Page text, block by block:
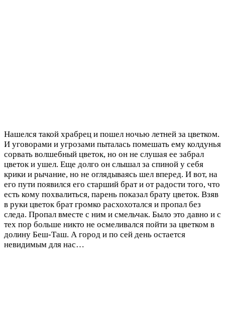
Нашелся такой храбрец и пошел ночью летней за цветком.
И уговорами и угрозами пыталась помешать ему колдунья
сорвать волшебный цветок, но он не слушая ее забрал
цветок и ушел. Еще долго он слышал за спиной у себя
крики и рычание, но не оглядываясь шел вперед. И вот, на
его пути появился его старший брат и от радости того, что
есть кому похвалиться, парень показал брату цветок. Взяв
в руки цветок брат громко расхохотался и пропал без
следа. Пропал вместе с ним и смельчак. Было это давно и с
тех пор больше никто не осмеливался пойти за цветком в
долину Беш-Таш. А город и по сей день остается
невидимым для нас…